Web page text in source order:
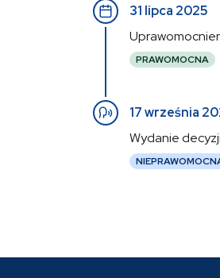
31 lipca 2025
PRAWOMOCNA
17 września
Wydanie decyzji